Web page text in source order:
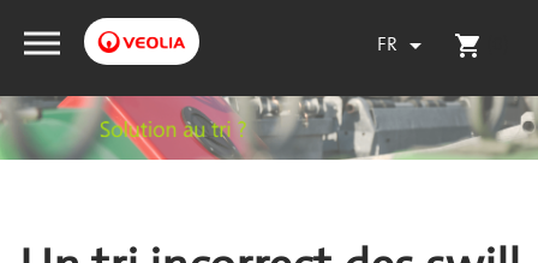
shopping_cart
FR 